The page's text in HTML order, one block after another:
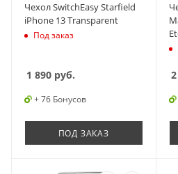
Чехол SwitchEasy Starfield
iPhone 13 Transparent
Под заказ
1 890 руб.
+ 76 Бонусов
ПОД ЗАКАЗ